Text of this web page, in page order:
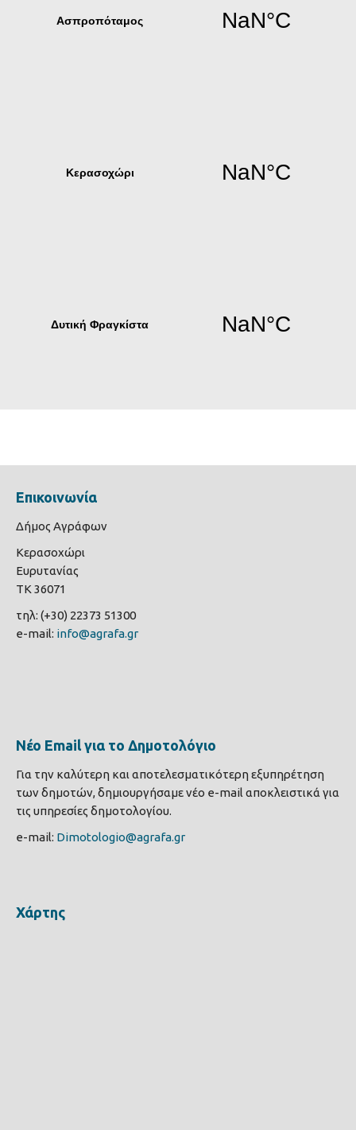
Επικοινωνία
Δήμος Αγράφων
Κερασοχώρι
Ευρυτανίας
ΤΚ 36071
τηλ: (+30) 22373 51300
e-mail: info@agrafa.gr
Νέο Email για το Δημοτολόγιο
Για την καλύτερη και αποτελεσματικότερη εξυπηρέτηση
των δημοτών, δημιουργήσαμε νέο e-mail αποκλειστικά για
τις υπηρεσίες δημοτολογίου.
e-mail: Dimotologio@agrafa.gr
Χάρτης